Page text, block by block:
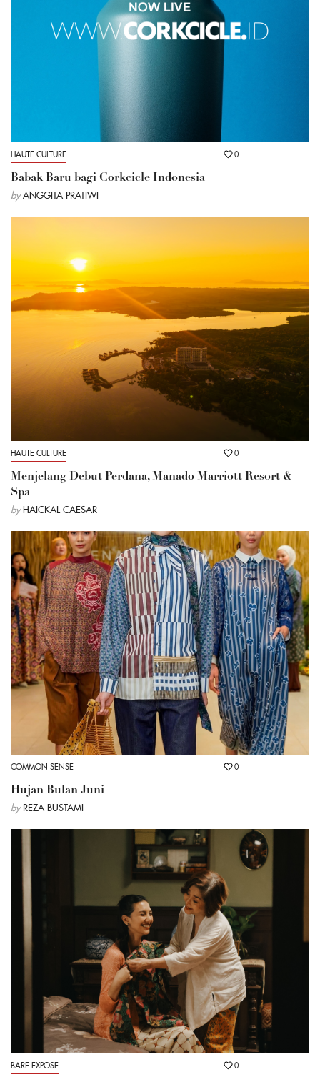
HAUTE CULTURE 0
Babak Baru bagi Corkcicle Indonesia
by ANGGITA PRATIWI
HAUTE CULTURE 0
Menjelang Debut Perdana, Manado Marriott Resort &
Spa
by HAICKAL CAESAR
COMMON SENSE 0
Hujan Bulan Juni
by REZA BUSTAMI
BARE EXPOSE 0